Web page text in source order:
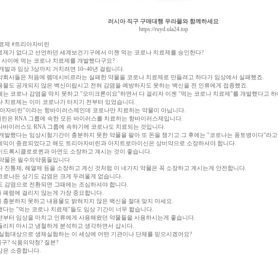
러시아 직구 구매대행 우라몰와 함께하세요
https://ruyd.ula24.top
제 #트리아자비린
제가 없다고 선언하던 세계보건기구에서 이젠 먹는 코로나 치료제를 승인한다?
사이에 먹는 코로나 치료제를 개발했다구요?
발과 임상 3상까지 거치려면 10~40년 걸립니다.
회사들은 처음에 렘데시비르라는 실패한 약물을 코로나 치료제로 만들려고 하다가 임상에서 실패했죠.
물도 공개되지 않은 백신이랍시고 전혀 감염을 예방하지도 못하는 백신을 전 인류에게 접종했죠.
는 코로나 감염을 막지 못하고 "오미크론이요"하면서 다 걸리자 이젠 "먹는 코로나 치료제"를 개발했다고 하
치료제는 이미 코로나가 터지기 전부터 있었습니다.
자비린"이라는 항바이러스제인데 코로나만 치료하는 약물이 아닙니다.
은 RNA 그룹에 속한 모든 바이러스를 치료하는 항바이러스제입니다.
바이러스도 RNA 그룹에 속하기에 코로나도 치료되는 것입니다.
발했다는 임상시험기간이 충분하지 못한 약물을 팔아 또 돈을 챙기고 그 후에는 "코로나는 풍토병이다"라
믹이 종료되었다고 해도 트리아자비린과 아지트로마이신은 상비약으로 소장하셔야 합니다.
드록시클로로퀸과 아연도 소장하고 계시는 것이 좋습니다.
물은 필수의약품들입니다.
진통제, 해열제 등을 소장하고 계신 것처럼 이 네가지 약물은 꼭 소장하고 계시는게 안전합니다.
로나든 상기도 감염은 크게 두려울게 없습니다.
감염으로 전환되면 그때에는 조심하셔야 합니다.
폐렴에 걸리지 않는게 가장 중요합니다.
충분하지 못하고 내용물도 밝혀지지 않은 백신을 절대 맞지 마세요.
다는 "먹는 코로나 치료제"들도 임상 기간이 너무 짧습니다.
부터 임상을 마치고 인류에게 사용해왔던 약물들을 사용하시는게 좋습니다.
리지 마시고 냉철하게 분석하고 생각하면서 삽시다.
험대상으로 생체실험하는 이 세상에 어떤 기관이나 단체를 믿으시겠어요?
? 식품의약청? 질본?
은 소중합니다.